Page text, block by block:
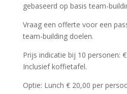
gebaseerd op basis team-
Vraag een offerte voor een
team-building doelen.
Prijs indicatie bij 10 personen:
Inclusief koffietafel.
Optie: Lunch € 20,00 per